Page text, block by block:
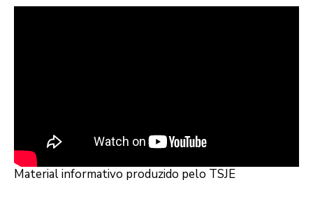
Material informativo produzido pelo TSJE